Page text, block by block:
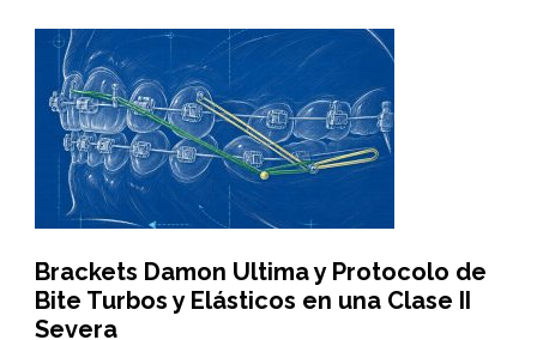
Brackets Damon Ultima y Protocolo de
Bite Turbos y Elásticos en una Clase II
Severa